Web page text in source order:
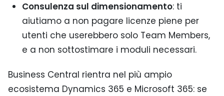
Consulenza sul dimensionamento: ti
aiutiamo a non pagare licenze piene per
utenti che userebbero solo Team Members,
e a non sottostimare i moduli necessari.
Business Central rientra nel più ampio
ecosistema Dynamics 365 e Microsoft 365: se